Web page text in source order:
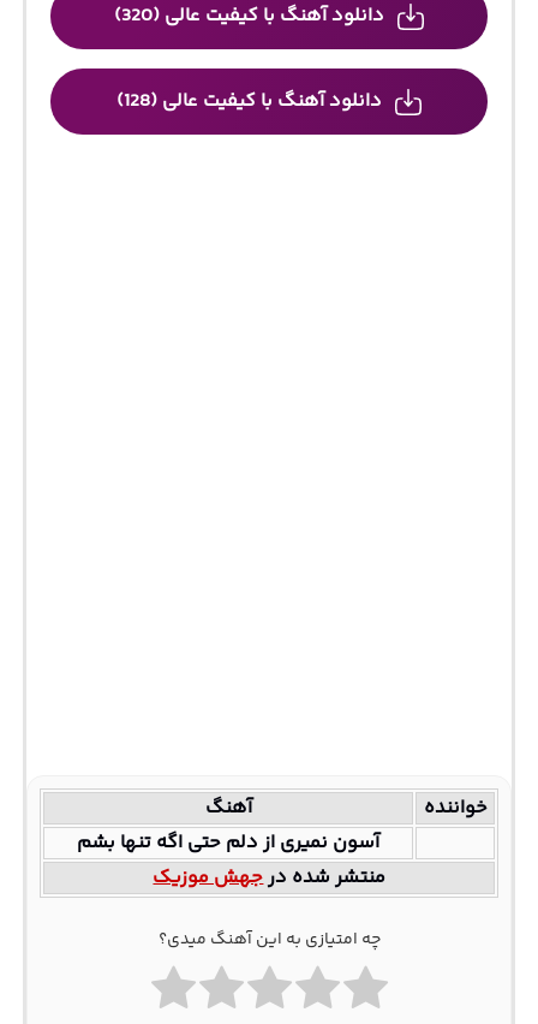
دانلود آهنگ با کیفیت عالی (320)
دانلود آهنگ با کیفیت عالی (128)
خواننده
آهنگ
آسون نمیری از دلم حتی اگه تنها بشم
منتشر شده درجهش موزیک
چه امتیازی به این آهنگ میدی؟